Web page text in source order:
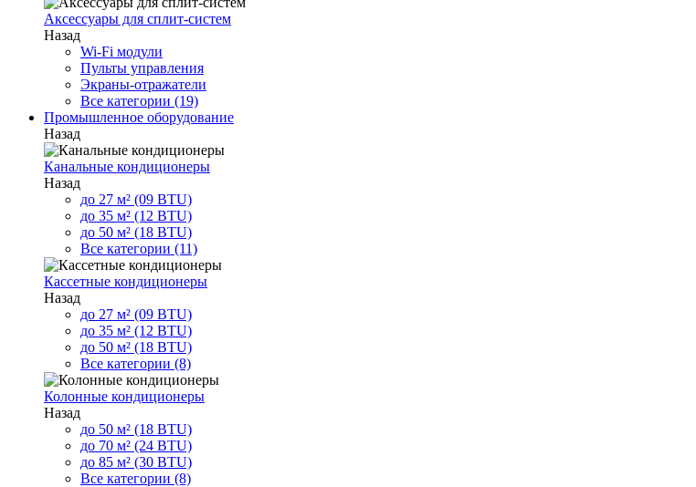
Аксессуары для сплит-систем
Назад
Wi-Fi модули
Пульты управления
Экраны-отражатели
Все категории (19)
Промышленное оборудование
Назад
Канальные кондиционеры
Назад
до 27 м² (09 BTU)
до 35 м² (12 BTU)
до 50 м² (18 BTU)
Все категории (11)
Кассетные кондиционеры
Назад
до 27 м² (09 BTU)
до 35 м² (12 BTU)
до 50 м² (18 BTU)
Все категории (8)
Колонные кондиционеры
Назад
до 50 м² (18 BTU)
до 70 м² (24 BTU)
до 85 м² (30 BTU)
Все категории (8)